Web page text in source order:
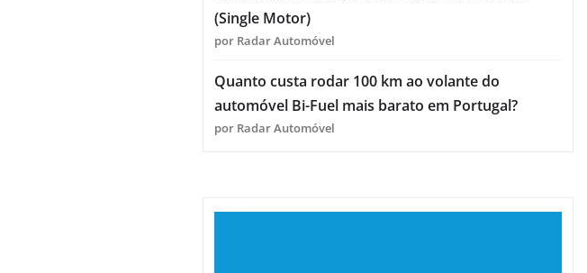
(Single Motor)
por Radar Automóvel
Quanto custa rodar 100 km ao volante do
automóvel Bi-Fuel mais barato em Portugal?
por Radar Automóvel